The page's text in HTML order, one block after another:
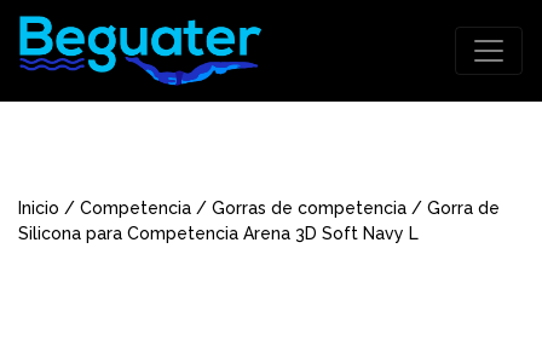
Inicio / Competencia / Gorras de competencia / Gorra de
Silicona para Competencia Arena 3D Soft Navy L